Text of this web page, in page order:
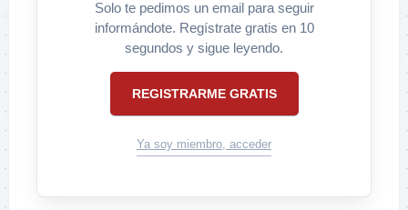
Solo te pedimos un email para seguir
informándote. Regístrate gratis en 10
segundos y sigue leyendo.
REGISTRARME GRATIS
Ya soy miembro, acceder